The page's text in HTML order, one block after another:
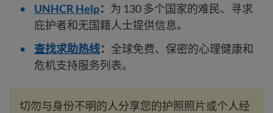
UNHCR Help： 为 130 多个国家的难民、寻求
庇护者和无国籍人士提供信息。
查找求助热线： 全球免费、保密的心理健康和
危机支持服务列表。
切勿与身份不明的人分享您的护照照片或个人经